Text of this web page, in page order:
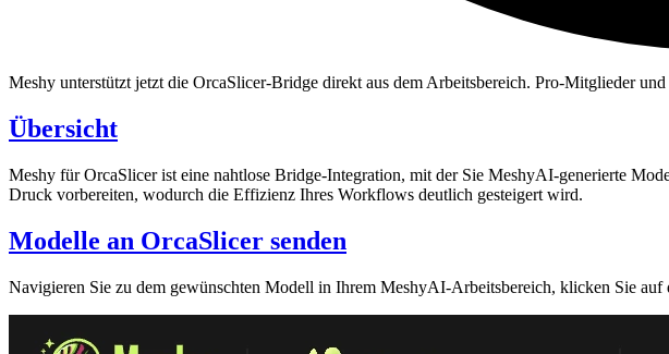
Meshy unterstützt jetzt die OrcaSlicer-Bridge direkt aus dem Arbeitsbereich. Pro-Mitglieder
Übersicht
Meshy für OrcaSlicerist eine nahtlose Bridge-Integration, mit der Sie MeshyAI-generierte
Druck vorbereiten, wodurch die Effizienz Ihres Workflows deutlich gesteigert wird.
Modelle an OrcaSlicer senden
Navigieren Sie zu dem gewünschten Modell in Ihrem MeshyAI-Arbeitsbereich, klicken Sie auf